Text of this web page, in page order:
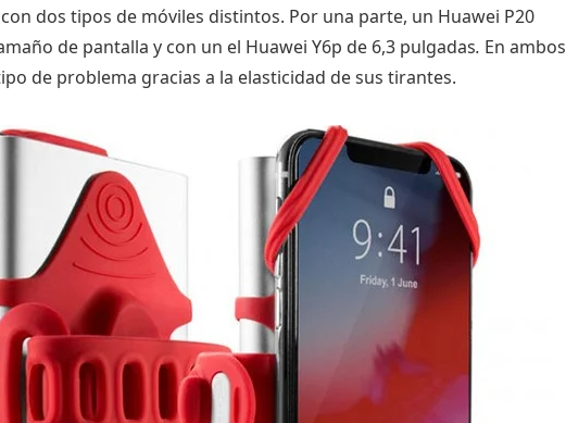
dos tipos de móviles distintos. Por una parte, un Huawei P20
de pantalla y con un el Huawei Y6p de 6,3 pulgadas. En ambos
de problema gracias a la elasticidad de sus tirantes.